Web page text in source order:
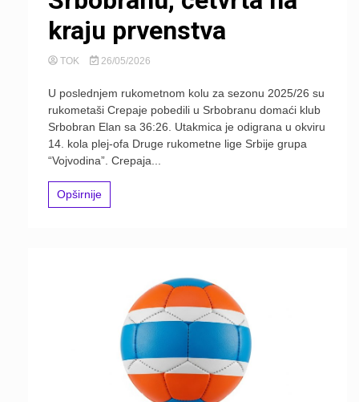
kraju prvenstva
TOK 26/05/2026
U poslednjem rukometnom kolu za sezonu 2025/26 su
rukometaši Crepaje pobedili u Srbobranu domaći klub
Srbobran Elan sa 36:26. Utakmica je odigrana u okviru
14. kola plej-ofa Druge rukometne lige Srbije grupa
“Vojvodina”. Crepaja...
Opširnije